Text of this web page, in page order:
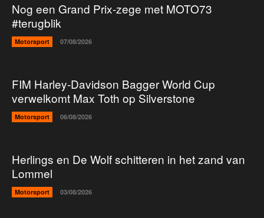
Nog een Grand Prix-zege met MOTO73
#terugblik
Motorsport 07/08/2026
FIM Harley-Davidson Bagger World Cup
verwelkomt Max Toth op Silverstone
Motorsport 06/08/2026
Herlings en De Wolf schitteren in het zand van
Lommel
Motorsport 03/08/2026